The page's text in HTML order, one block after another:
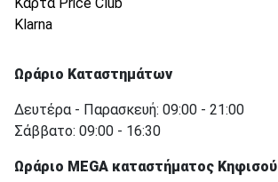
Klarna
Ωράριο Καταστημάτων
Δευτέρα - Παρασκευή: 09:00 - 21:00
Σάββατο: 09:00 - 16:30
Ωράριο MEGA καταστήματος Κηφισού